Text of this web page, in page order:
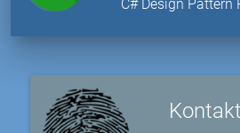
C# Design Pattern
Kontakt